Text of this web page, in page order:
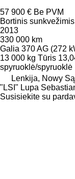
57 900 € Be PVM
Bortinis sunkvežimis
2013
330 000 km
Galia 370 AG (272
13 000 kg Tūris
spyruoklė/spyruoklė
Lenkija, Nowy
"LSI" Lupa
Susisiekite su